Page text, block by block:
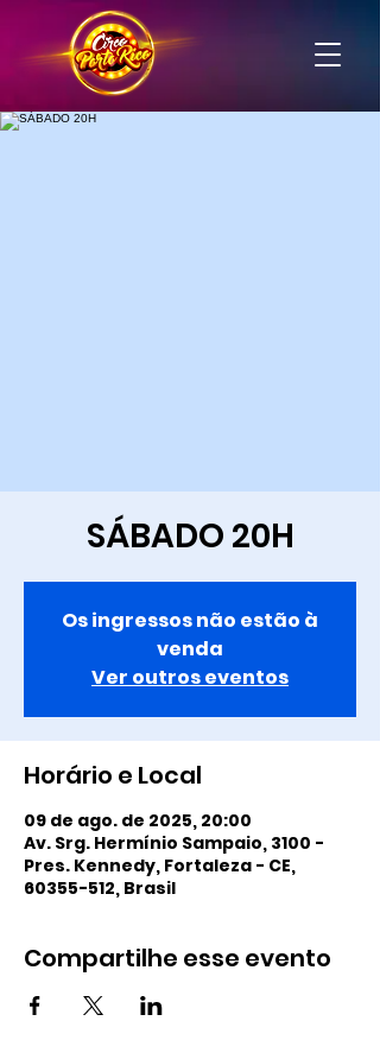
SÁBADO 20H
Os ingressos não estão à
venda
Ver outros eventos
Horário e Local
09 de ago. de 2025, 20:00
Av. Srg. Hermínio Sampaio, 3100 -
Pres. Kennedy, Fortaleza - CE,
60355-512, Brasil
Compartilhe esse evento